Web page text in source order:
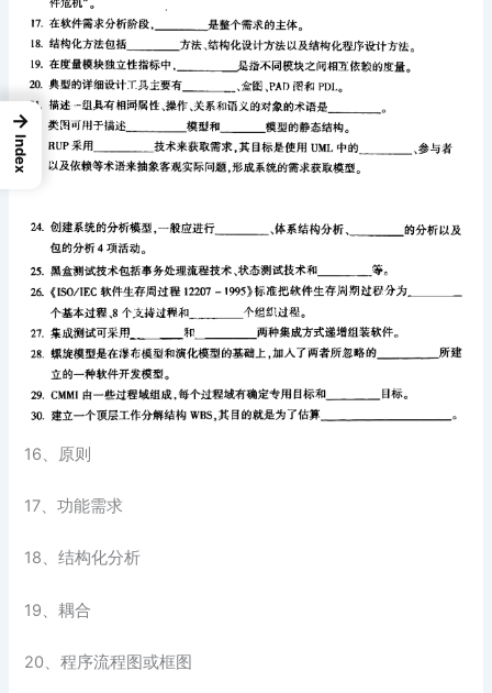
16、原则
17、功能需求
18、结构化分析
19、耦合
20、程序流程图或框图
→
Index